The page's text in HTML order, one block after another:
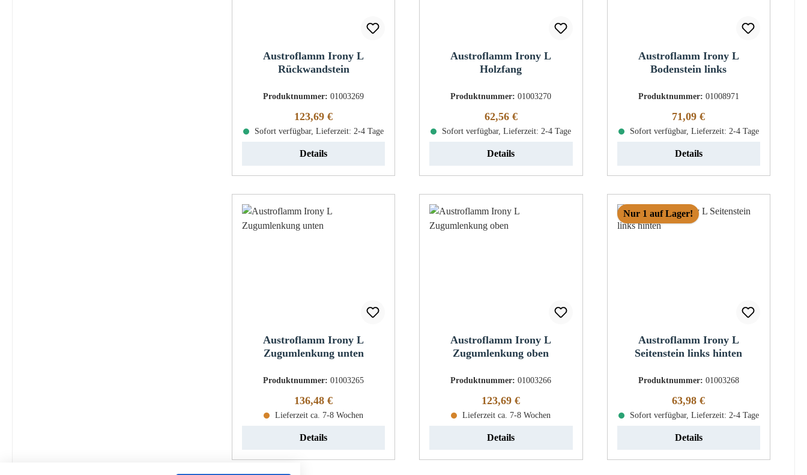
Austroflamm Irony L
Rückwandstein
Produktnummer:01003269
Regulärer Preis:
123,69 €
Sofort verfügbar, Lieferzeit: 2-4 Tage
Details
Austroflamm Irony L
Holzfang
Produktnummer:01003270
Regulärer Preis:
62,56 €
Sofort verfügbar, Lieferzeit: 2-4 Tage
Details
Austroflamm Irony L
Bodenstein links
Produktnummer: 01008971
Regulärer Preis:
71,09 €
Sofort verfügbar, Lieferzeit: 2-4 Tage
Details
Austroflamm Irony L
Zugumlenkung unten
Produktnummer:01003265
Regulärer Preis:
136,48 €
Lieferzeit ca. 7-8 Wochen
Details
Austroflamm Irony L
Zugumlenkung oben
Produktnummer:01003266
Regulärer Preis:
123,69 €
Lieferzeit ca. 7-8 Wochen
Details
Nur 1 auf Lager!
Austroflamm Irony L
Seitenstein links hinten
Produktnummer: 01003268
Regulärer Preis:
63,98 €
Sofort verfügbar, Lieferzeit: 2-4 Tage
Details